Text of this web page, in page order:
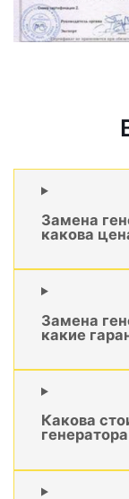
Замена
какова
Замена
какие
Какова